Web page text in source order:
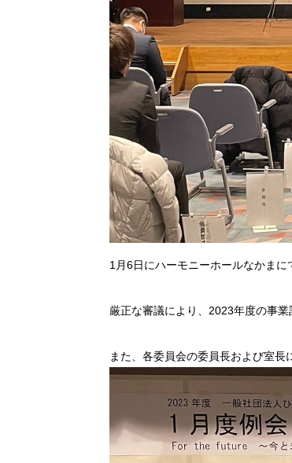
1月6日にハーモニーホールなかまに
厳正な審議により、2023年度の事
また、各委員会の委員長および室長